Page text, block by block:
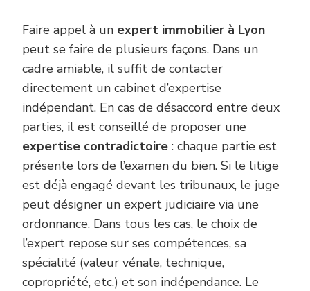
Faire appel à un expert immobilier à Lyon
peut se faire de plusieurs façons. Dans un
cadre amiable, il suffit de contacter
directement un cabinet d’expertise
indépendant. En cas de désaccord entre deux
parties, il est conseillé de proposer une
expertise contradictoire : chaque partie est
présente lors de l’examen du bien. Si le litige
est déjà engagé devant les tribunaux, le juge
peut désigner un expert judiciaire via une
ordonnance. Dans tous les cas, le choix de
l’expert repose sur ses compétences, sa
spécialité (valeur vénale, technique,
copropriété, etc.) et son indépendance. Le